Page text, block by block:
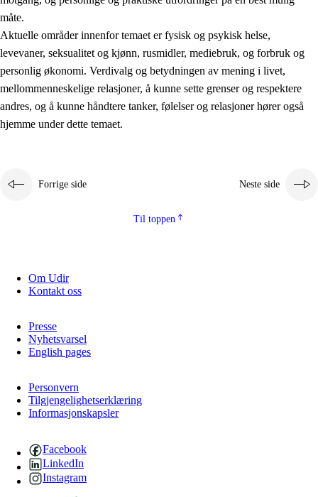
2.1 Sosial læring og utvikling
2.2 Kompetanse i fagene
2.3 Grunnleggende ferdigheter
2.4 Å lære å lære
Tverrfaglige temaer
2.5.2 Demokrati og medborgerskap
Bærekraftig utvikling
måte.
Aktuelle områder innenfor temaet er fysisk og psykisk helse,
levevaner, seksualitet og kjønn, rusmidler, mediebruk, og forbruk og
personlig økonomi. Verdivalg og betydningen av mening i livet,
mellommenneskelige relasjoner, å kunne sette grenser og respektere
andres, og å kunne håndtere tanker, følelser og relasjoner hører også
hjemme under dette temaet.
Forrige side Neste side
Til toppen
Om Udir
Kontakt oss
Presse
Nyhetsvarsel
English pages
Personvern
Tilgjengelighetserklæring
Informasjonskapsler
Facebook
LinkedIn
Instagram